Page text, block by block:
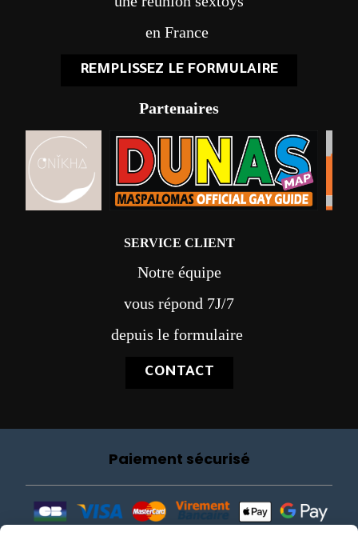
en France
REMPLISSEZ LE FORMULAIRE
Partenaires
SERVICE CLIENT
Notre équipe
vous répond 7J/7
depuis le formulaire
CONTACT
Paiement sécurisé